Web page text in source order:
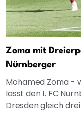
Zoma mit
Nürnberger
Mohamed Zoma -
lässt den 1. FC
Dresden gleich